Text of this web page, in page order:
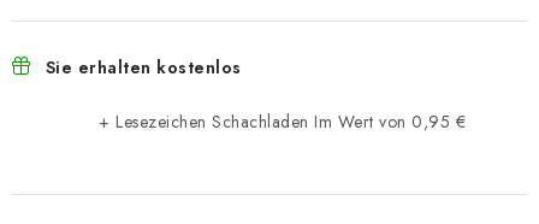
Sie erhalten kostenlos
+ Lesezeichen Schachladen Im Wert von 0,95 €